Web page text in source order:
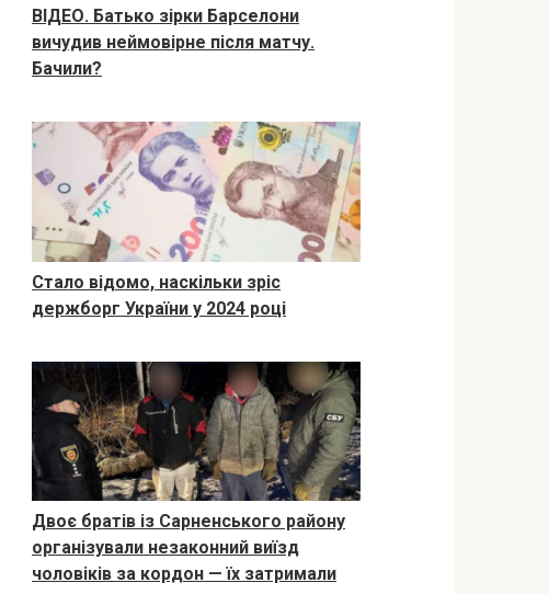
ВІДЕО. Батько зірки Барселони
вичудив неймовірне після матчу.
Бачили?
Стало відомо, наскільки зріс
держборг України у 2024 році
Двоє братів із Сарненського району
організували незаконний виїзд
чоловіків за кордон — їх затримали